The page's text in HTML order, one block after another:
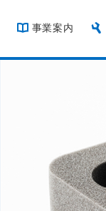
事業案内